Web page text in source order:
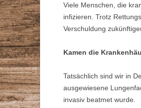
Viele Menschen, die
infizieren. Trotz
Verschuldung
Kamen die
Tatsächlich sind wir in
ausgewiesene
invasiv beatmet wurde.